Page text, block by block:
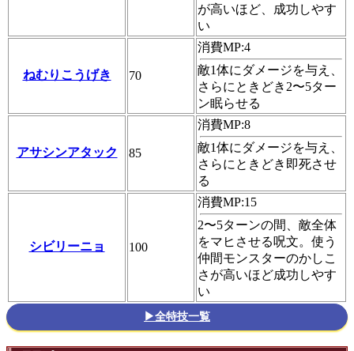
が高いほど、成功しやす
い
ねむりこうげき 70
消費MP:4
敵1体にダメージを与え、
さらにときどき2〜5ター
ン眠らせる
アサシンアタック 85
消費MP:8
敵1体にダメージを与え、
さらにときどき即死させ
る
シビリーニョ 100
消費MP:15
2〜5ターンの間、敵全体
をマヒさせる呪文。使う
仲間モンスターのかしこ
さが高いほど成功しやす
い
▶全特技一覧